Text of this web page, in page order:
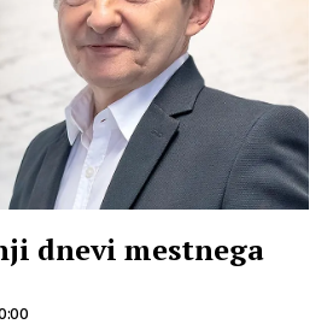
dnevi mestnega